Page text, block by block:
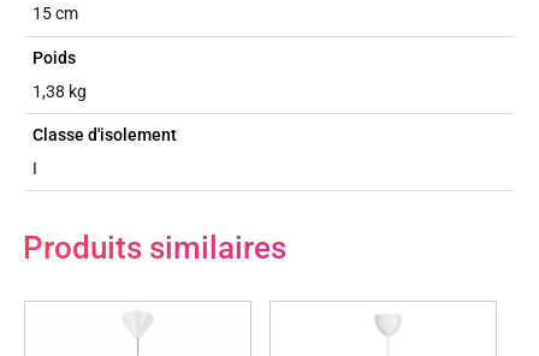
15 cm
Poids
1,38 kg
Classe d'isolement
I
Produits similaires